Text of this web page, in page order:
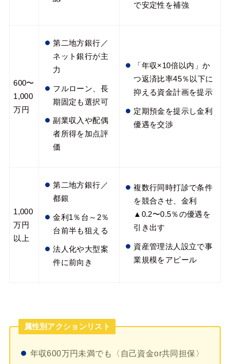
で安定性を補強
600〜
1,000
万円
第二地方銀行／
ネット銀行が主
力
フルローン、長
期固定も選択可
副業収入や配偶
者所得を加点評
価
「年収×10倍以内」か
つ返済比率45％以下に
抑える資金計画を提示
定期預金を提示し金利
優遇を交渉
1,000
万円
以上
第二地方銀行／
都銀
金利1％台～2％
台前半も狙える
法人化や大型案
件に前向き
複数行同時打診で条件
を競合させ、金利
▲0.2〜0.5％の優遇を
引き出す
資産管理法人設立で事
業規模をアピール
属性別アクションリスト
年収600万円未満でも〈自己資金or共同担保〉